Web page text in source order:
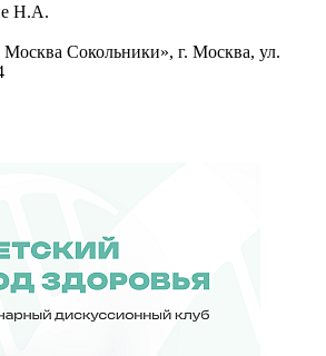
Н.А.
Сокольники», г. Москва, ул.